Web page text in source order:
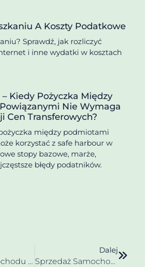
A Koszty Podatkowe
Sprawdź, jak rozliczyć
i inne wydatki w kosztach
Kiedy Pożyczka Między
Nie Wymaga
Cen Transferowych?
między podmiotami
korzystać z safe harbour w
stopy bazowe, marże,
błędy podatników.
Zakup Samochodu W UE A VAT (WNT)
Dalej
Sprzedaż Samochodu Firmowego A VAT Marża – Kiedy Można Zastosować Procedurę?